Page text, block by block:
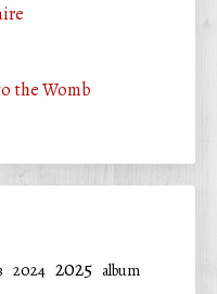
the Womb
2024 2025 album